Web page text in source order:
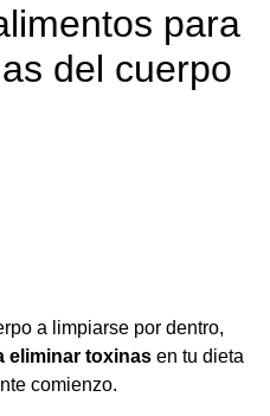
para
del cuerpo
a limpiarse por dentro,
eliminar toxinasen tu dieta
comienzo.